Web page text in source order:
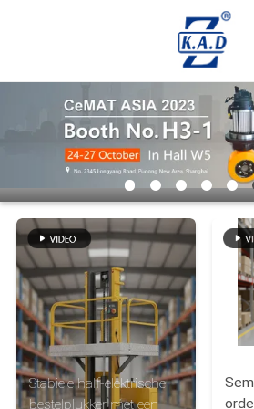
PRODUCTEN
VIDEOS
ONGEVEER
ONS
FABRIEKSREIS
Stabiele half-elektrische
bestelplukker met een